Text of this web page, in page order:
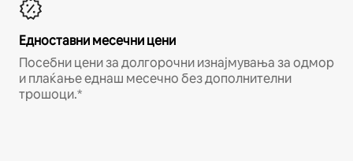
Едноставни месечни цени
Посебни цени за долгорочни изнајмувања за одмор
и плаќање еднаш месечно без дополнителни
трошоци.*